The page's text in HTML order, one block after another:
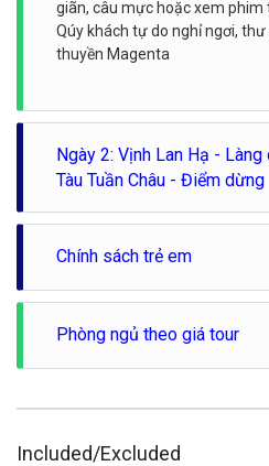
giãn, câu mực hoặc xem phim
Qúy khách tự do nghỉ ngơi,
thuyền Magenta
Ngày 2: Vịnh Lan Hạ -
Tàu Tuần Châu - Điểm dừng
trên boong tàu. Nếu thời tiết
7:45: Thăm làng chài Việt Hải,
thung lũng của vườn Quốc gia
Chính sách trẻ em
Phòng ngủ theo giá tour
Included/Excluded